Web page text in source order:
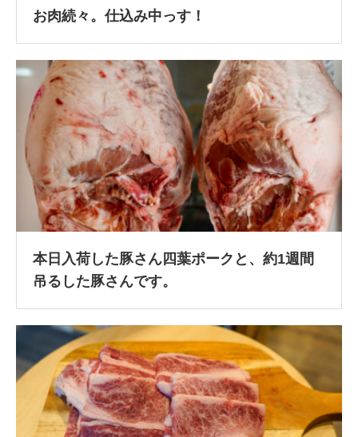
お肉続々。仕込み中っす！
本日入荷した豚さん四葉ポークと、約1週間
吊るした豚さんです。